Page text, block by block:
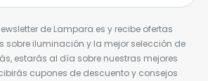
de Lampara.es y recibe ofertas
sobre iluminación y la mejor selección de
estarás al día sobre nuestras mejores
cupones de descuento y consejos